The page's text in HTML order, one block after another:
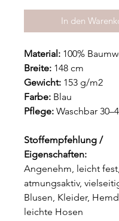
In den
Material: 100%
Breite: 148 cm
Gewicht: 153 g/m2
Farbe: Blau
Pflege: Waschbar
Stoffempfehlung /
Eigenschaften:
Angenehm, leicht fest,
atmungsaktiv,
Blusen, Kleider,
leichte Hosen